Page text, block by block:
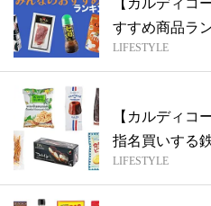
【カルディコ
すすめ商品ラ
アレ...
LIFESTYLE
【カルディコ
指名買いする
LIFESTYLE